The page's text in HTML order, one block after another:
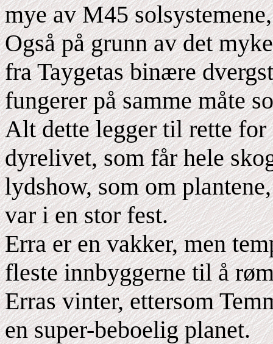
mye av M45
Også på grunn av det
fra Taygetas binære
fungerer på samme måte
Alt dette legger til rette for
dyrelivet, som får hele
lydshow, som om
var i en stor fest.
Erra er en vakker, men
fleste innbyggerne til å
Erras vinter, ettersom
en super-beboelig planet.